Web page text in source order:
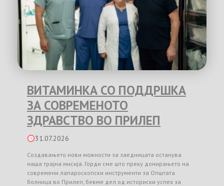
ВИТАМИНКА СО ПОДДРШКА
ЗА СОВРЕМЕНОТО
ЗДРАВСТВО ВО ПРИЛЕП
31.07.2026
Создавањето нови можности за заедницата останува
наша трајна мисија. Горди сме што преку донирањето на
современи лапароскопски инструменти за Општата
болница во Прилеп, бевме дел од историски успех за